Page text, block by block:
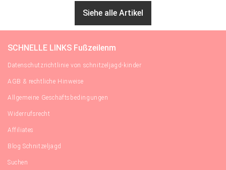
Siehe alle Artikel
SCHNELLE LINKS Fußzeilenm
Datenschutzrichtlinie von schnitzeljagd-kinder
AGB & rechtliche Hinweise
Allgemeine Geschäftsbedingungen
Widerrufsrecht
Affiliates
Blog Schnitzeljagd
Suchen